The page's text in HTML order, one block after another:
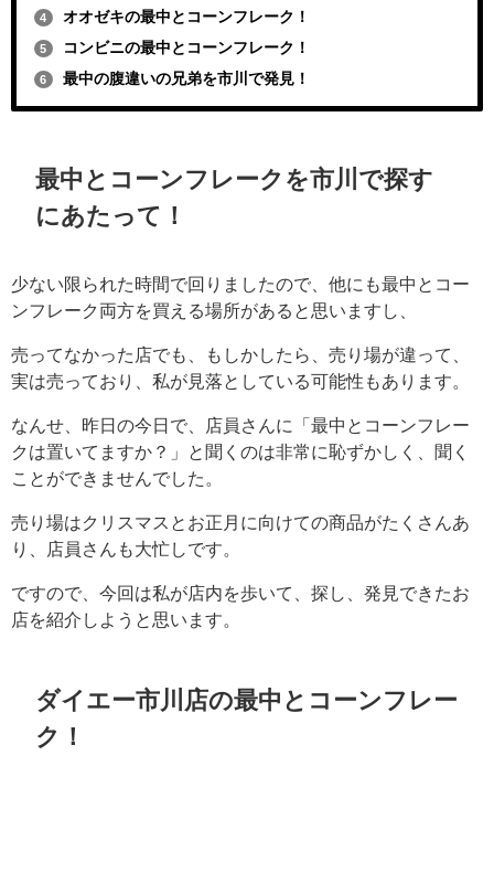
4 オオゼキの最中とコーンフレーク！
5 コンビニの最中とコーンフレーク！
6 最中の腹違いの兄弟を市川で発見！
最中とコーンフレークを市川で探す
にあたって！
少ない限られた時間で回りましたので、他にも最中とコー
ンフレーク両方を買える場所があると思いますし、
売ってなかった店でも、もしかしたら、売り場が違って、
実は売っており、私が見落としている可能性もあります。
なんせ、昨日の今日で、店員さんに「最中とコーンフレー
クは置いてますか？」と聞くのは非常に恥ずかしく、聞く
ことができませんでした。
売り場はクリスマスとお正月に向けての商品がたくさんあ
り、店員さんも大忙しです。
ですので、今回は私が店内を歩いて、探し、発見できたお
店を紹介しようと思います。
ダイエー市川店の最中とコーンフレー
ク！